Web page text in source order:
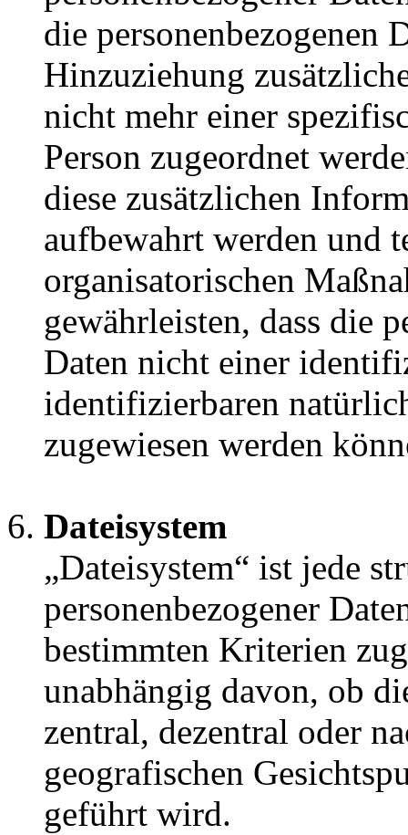
die personenbezogenen
Hinzuziehung
nicht mehr einer
Person zugeordnet
diese zusätzlichen
aufbewahrt werden und
organisatorischen
gewährleisten, dass die
Daten nicht einer
identifizierbaren
zugewiesen werden
Dateisystem
„Dateisystem“ ist jede
personenbezogener
bestimmten Kriterien
unabhängig davon, ob
zentral, dezentral oder
geografischen
geführt wird.